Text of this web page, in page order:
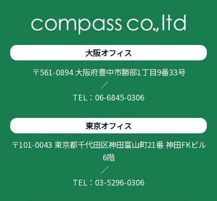
大阪オフィス
〒561-0894 大阪府豊中市勝部1丁目9番33号
／
TEL：06-6845-0306
東京オフィス
〒101-0043 東京都千代田区神田富山町21番 神田FKビル
6階
／
TEL：03-5296-0306